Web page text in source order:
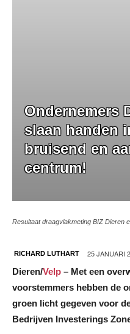
Ondernemers
slaan handen
bruisend en
centrum!
Resultaat draagvlakmeting BIZ Dieren
RICHARD LUTHART 25 JANUARI
Dieren/Velp – Met een
voorstemmers hebben de
groen licht gegeven voor
Bedrijven Investerings